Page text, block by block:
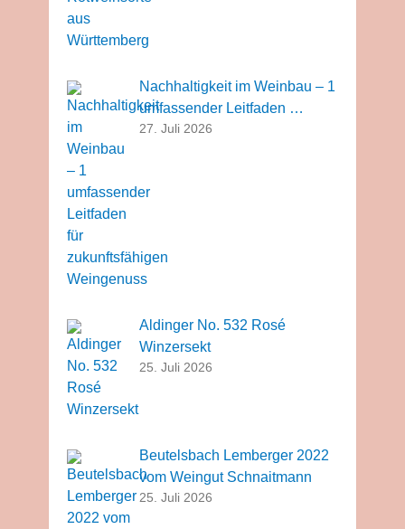
Nachhaltigkeit im Weinbau – 1
umfassender Leitfaden …
27. Juli 2026
Aldinger No. 532 Rosé
Winzersekt
25. Juli 2026
Beutelsbach Lemberger 2022
vom Weingut Schnaitmann
25. Juli 2026